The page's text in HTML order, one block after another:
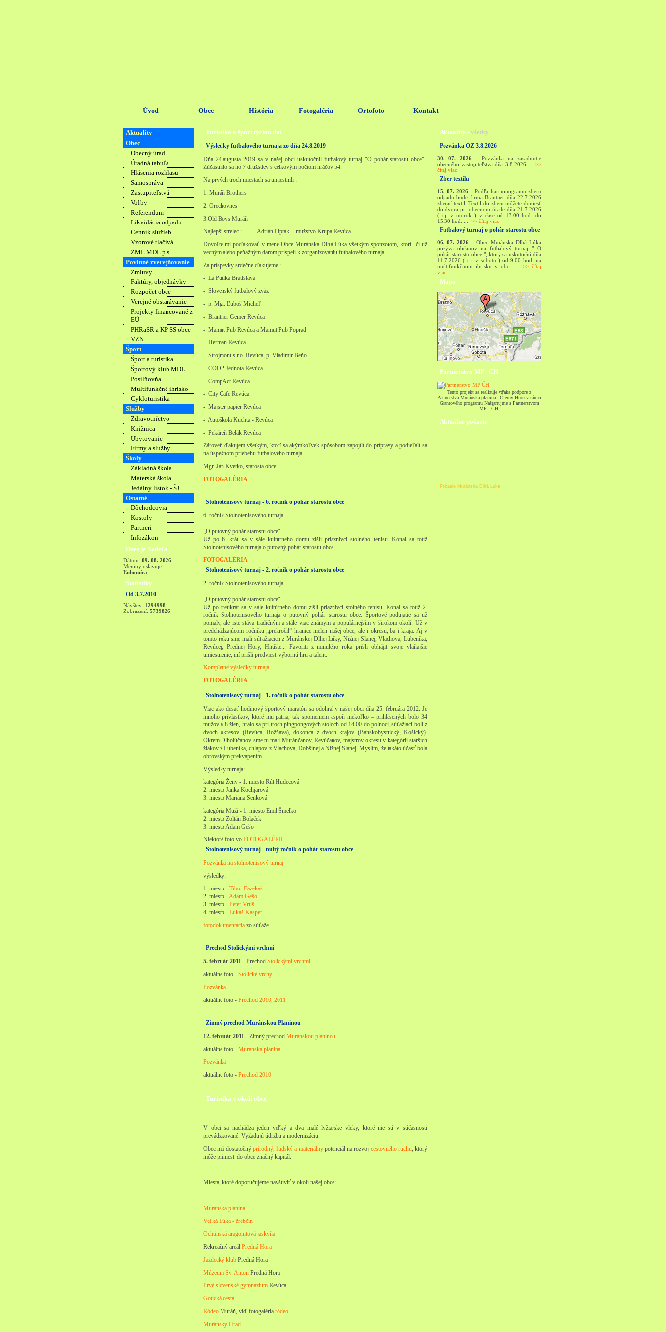
Úvod Obec História Fotogaléria Ortofoto Kontakt
Aktuality
Obec
Obecný úrad
Úradná tabuľa
Hlásenia rozhlasu
Samospráva
Zastupiteľstvá
Voľby
Referendum
Likvidácia odpadu
Cenník služieb
Vzorové tlačivá
ZML MDL p.s.
Povinné zverejňovanie
Zmluvy
Faktúry, objednávky
Rozpočet obce
Verejné obstarávanie
Projekty financované z
EÚ
PHRaSR a KP SS obce
VZN
Šport
Šport a turistika
Športový klub MDL
Posilňovňa
Multifunkčné ihrisko
Cykloturistika
Služby
Zdravotníctvo
Knižnica
Ubytovanie
Firmy a služby
Školy
Základná škola
Materská škola
Jedálny lístok - ŠJ
Ostatné
Dôchodcovia
Kostoly
Partneri
Infozákon
Dnes je Nedeľa
Dátum: 09. 08. 2026
Meniny oslavuje:
Ľubomíra
Štatistiky
Od 3.7.2010
Návštev: 1294998
Zobrazení: 5739826
Aktuality - všetky
Pozvánka OZ 3.8.2026
30. 07. 2026 - Pozvánka na zasadnutie
obecného zastupiteľstva dňa 3.8.2026... >>
čítaj viac
Zber textilu
15. 07. 2026 - Podľa harmonogramu zberu
odpadu bude firma Brantner dňa 22.7.2026
zberať textil. Textil do zberu môžete doniesť
do dvora pri obecnom úrade dňa 21.7.2026
( t.j. v utorok ) v čase od 13.00 hod. do
15.30 hod. ... >> čítaj viac
Futbalový turnaj o pohár starostu obce
06. 07. 2026 - Obec Muránska Dlhá Lúka
pozýva občanov na futbalový turnaj " O
pohár starostu obce ", ktorý sa uskutoční dňa
11.7.2026 ( t.j. v sobotu ) od 9,00 hod. na
multifunkčnom ihrisku v obci.... >> čítaj
viac
Mapa
Partnerstvo MP - ČH
Tento projekt sa realizuje vďaka podpore z
Partnerstva Muránska planina - Čierny Hron v rámci
Grantového programu Naštartujme s Partnerstvom
MP - ČH.
Aktuálne počasie
Počasie Muránska Dlhá Lúka
Turistika a šport týchto dní
Výsledky futbalového turnaja zo dňa 24.8.2019
Dňa 24.augusta 2019 sa v našej obci uskutočnil futbalový turnaj "O pohár starostu obce".
Zúčastnilo sa ho 7 družstiev s celkovým počtom hráčov 54.
Na prvých troch miestach sa umiestnili :
1. Muráň Brothers
2. Orechovnes
3.Old Boys Muráň
Najlepší strelec : Adrián Lipták - mužstvo Krupa Revúca
Dovoľte mi poďakovať v mene Obce Muránska Dlhá Lúka všetkým sponzorom, ktorí či už
vecným alebo peňažným darom prispeli k zorganizovaniu futbalového turnaja.
Za príspevky srdečne ďakujeme :
- La Putika Bratislava
- Slovenský futbalový zväz
- p. Mgr. Ľuboš Micheľ
- Brantner Gemer Revúca
- Mamut Pub Revúca a Mamut Pub Poprad
- Herman Revúca
- Strojmont s.r.o. Revúca, p. Vladimír Beňo
- COOP Jednota Revúca
- CompAct Revúca
- City Cafe Revúca
- Majster papier Revúca
- Autoškola Kuchta - Revúca
- Pekáreň Belák Revúca
Zároveň ďakujem všetkým, ktorí sa akýmkoľvek spôsobom zapojili do prípravy a podieľali sa
na úspešnom priebehu futbalového turnaja.
Mgr. Ján Kvetko, starosta obce
FOTOGALÉRIA
Stolnotenisový turnaj - 6. ročník o pohár starostu obce
6. ročník Stolnotenisového turnaja
„O putovný pohár starostu obce“
Už po 6. krát sa v sále kultúrneho domu zišli priaznivci stolného tenisu. Konal sa totiž
Stolnotenisového turnaja o putovný pohár starostu obce.
FOTOGALÉRIA
Stolnotenisový turnaj - 2. ročník o pohár starostu obce
2. ročník Stolnotenisového turnaja
„O putovný pohár starostu obce“
Už po tretíkrát sa v sále kultúrneho domu zišli priaznivci stolného tenisu. Konal sa totiž 2.
ročník Stolnotenisového turnaja o putovný pohár starostu obce. Športové podujatie sa už
pomaly, ale iste stáva tradičným a stále viac známym a populárnejším v širokom okolí. Už v
predchádzajúcom ročníku „prekročil“ hranice nielen našej obce, ale i okresu, ba i kraja. Aj v
tomto roku sme mali súťažiacich z Muránskej Dlhej Lúky, Nižnej Slanej, Vlachova, Lubeníka,
Revúcej, Prednej Hory, Hnúšte... Favoriti z minulého roka prišli obhájiť svoje vlaňajšie
umiestnenie, iní prišli predviesť výbornú hru a talent.
Kompletné výsledky turnaja
FOTOGALÉRIA
Stolnotenisový turnaj - 1. ročník o pohár starostu obce
Viac ako desať hodinový športový maratón sa odohral v našej obci dňa 25. februára 2012. Je
mnoho prívlastkov, ktoré mu patria, tak spomeniem aspoň niekoľko – prihlásených bolo 34
mužov a 8 žien, hralo sa pri troch pingpongových stoloch od 14.00 do polnoci, súťažiaci boli z
dvoch okresov (Revúca, Rožňava), dokonca z dvoch krajov (Banskobystrický, Košický).
Okrem Dlholúčanov sme tu mali Muránčanov, Revúčanov, majstrov okresu v kategórii starších
žiakov z Lubeníka, chlapov z Vlachova, Dobšinej a Nižnej Slanej. Myslím, že takáto účasť bola
obrovským prekvapením.
Výsledky turnaja:
kategória Ženy - 1. miesto Rút Hudecová
2. miesto Janka Kochjarová
3. miesto Mariana Senková
kategória Muži - 1. miesto Emil Šmelko
2. miesto Zoltán Bolaček
3. miesto Adam Gešo
Niektoré foto vo FOTOGALÉRII
Stolnotenisový turnaj - nultý ročník o pohár starostu obce
Pozvánka na stolnotenisový turnaj
výsledky:
1. miesto - Tibor Fazekaš
2. miesto -Adam Gešo
3. miesto - Peter Vrtiš
4. miesto - Lukáš Kasper
fotodokumentácia zo súťaže
Prechod Stolickými vrchmi
5. február 2011 - Prechod Stolickými vrchmi
aktuálne foto - Stolické vrchy
Pozvánka
aktuálne foto - Prechod 2010, 2011
Zimný prechod Muránskou Planinou
12. február 2011 - Zimný prechod Muránskou planinou
aktuálne foto - Muránska planina
Pozvánka
aktuálne foto - Prechod 2010
Turistika v okolí obce
V obci sa nachádza jeden veľký a dva malé lyžiarske vleky, ktoré nie sú v súčasnosti
prevádzkované. Vyžadujú údržbu a modernizáciu.
Obec má dostatočný prírodný, ľudský a materiálny potenciál na rozvoj cestovného ruchu, ktorý
môže priniesť do obce značný kapitál.
Miesta, ktoré doporučujeme navštíviť v okolí našej obce:
Muránska planina
Veľká Lúka - žrebčín
Ochtinská aragonitová jaskyňa
Rekreačný areál Predná Hora
Jazdecký klub Predná Hora
Múzeum Sv. Anton Predná Hora
Prvé slovenské gymnázium Revúca
Gotická cesta
Ródeo Muráň, viď fotogaléria ródeo
Muránsky Hrad